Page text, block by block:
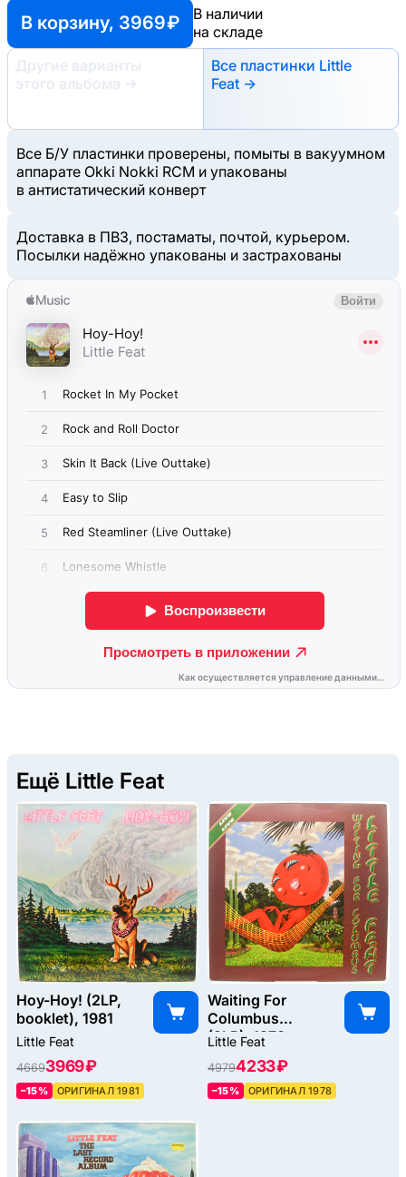
В корзину, 3969 ₽
В наличии
на складе
Другие варианты
этого альбома
→
Все пластинки Little
Feat →
Все Б/У пластинки проверены, помыты в вакуумном
аппарате Okki Nokki RCM и упакованы
в антистатический конверт
Доставка в ПВЗ, постаматы, почтой, курьером.
Посылки надёжно упакованы и застрахованы
Ещё Little Feat
Hoy-Hoy! (2LP,
booklet), 1981
Little Feat
46693969 ₽
–15% ОРИГИНАЛ 1981
Waiting For
Columbus
(2LP), 1978
Little Feat
49794233 ₽
–15% ОРИГИНАЛ 1978